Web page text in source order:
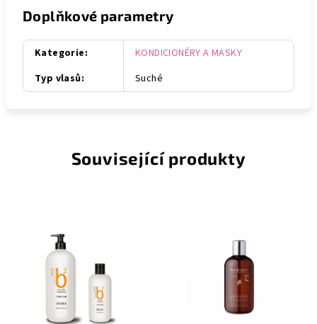
Doplňkové parametry
Kategorie:
KONDICIONÉRY A MASKY
Typ vlasů: Suché
Související produkty